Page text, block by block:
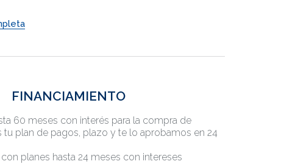
FINANCIAMIENTO
60 meses con interés para la compra de
tu plan de pagos, plazo y te lo aprobamos en 24
planes hasta 24 meses con intereses